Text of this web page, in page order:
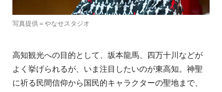
写真提供＝やなせスタジオ
高知観光への目的として、坂本龍馬、四万十川などが
よく挙げられるが、いま注目したいのが東高知。神聖
に祈る民間信仰から国民的キャラクターの聖地まで、